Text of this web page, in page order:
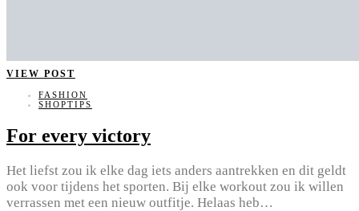
VIEW POST
FASHION
SHOPTIPS
For every victory
Het liefst zou ik elke dag iets anders aantrekken en dit geldt
ook voor tijdens het sporten. Bij elke workout zou ik willen
verrassen met een nieuw outfitje. Helaas heb…